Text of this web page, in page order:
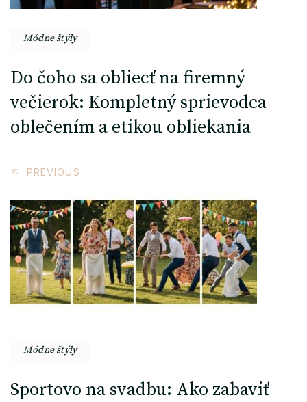
Módne štýly
Do čoho sa obliecť na firemný
večierok: Kompletný sprievodca
oblečením a etikou obliekania
PREVIOUS
Módne štýly
Sportovo na svadbu: Ako zabaviť